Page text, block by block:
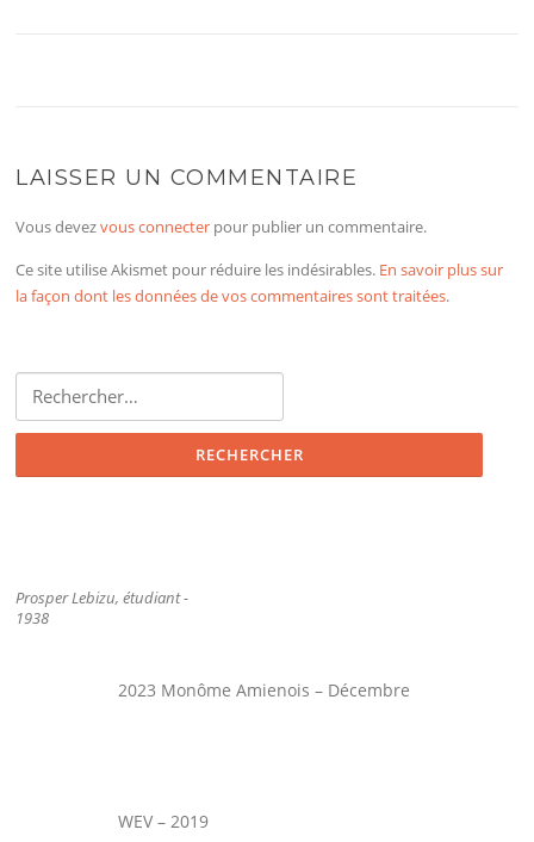
LAISSER UN COMMENTAIRE
Vous devezvous connecter pour publier un commentaire.
Ce site utilise Akismet pour réduire les indésirables. En savoir plus sur
la façon dont les données de vos commentaires sont traitées.
Rechercher :
Prosper Lebizu, étudiant -
1938
2023 Monôme Amienois – Décembre
WEV – 2019